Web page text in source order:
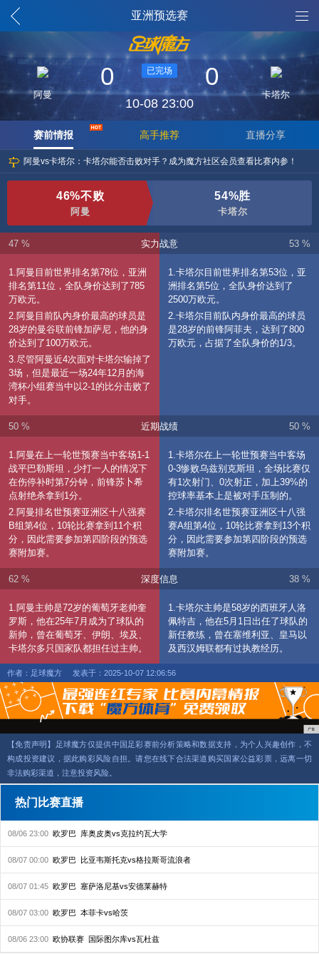
亚洲预选赛
阿曼
0 已完场 0
10-08 23:00
卡塔尔
赛前情报 高手推荐 直播分享
阿曼vs卡塔尔：卡塔尔能否击败对手？成为魔方社区会员查看比赛内参！
46%不败
阿曼
54%胜
卡塔尔
实力战意
47 %
1.阿曼目前世界排名第78位，亚洲
排名第11位，全队身价达到了785
万欧元。
2.阿曼目前队内身价最高的球员是
28岁的曼谷联前锋加萨尼，他的身
价达到了100万欧元。
3.尽管阿曼近4次面对卡塔尔输掉了
3场，但是最近一场24年12月的海
湾杯小组赛当中以2-1的比分击败了
对手。
53 %
1.卡塔尔目前世界排名第53位，亚
洲排名第5位，全队身价达到了
2500万欧元。
2.卡塔尔目前队内身价最高的球员
是28岁的前锋阿菲夫，达到了800
万欧元，占据了全队身价的1/3。
近期战绩
50 %
1.阿曼在上一轮世预赛当中客场1-1
战平巴勒斯坦，少打一人的情况下
在伤停补时第7分钟，前锋苏卜希
点射绝杀拿到1分。
2.阿曼排名世预赛亚洲区十八强赛
B组第4位，10轮比赛拿到11个积
分，因此需要参加第四阶段的预选
赛附加赛。
50 %
1.卡塔尔在上一轮世预赛当中客场
0-3惨败乌兹别克斯坦，全场比赛仅
有1次射门、0次射正，加上39%的
控球率基本上是被对手压制的。
2.卡塔尔排名世预赛亚洲区十八强
赛A组第4位，10轮比赛拿到13个积
分，因此需要参加第四阶段的预选
赛附加赛。
深度信息
62 %
1.阿曼主帅是72岁的葡萄牙老帅奎
罗斯，他在25年7月成为了球队的
新帅，曾在葡萄牙、伊朗、埃及、
卡塔尔多只国家队都担任过主帅。
38 %
1.卡塔尔主帅是58岁的西班牙人洛
佩特吉，他在5月1日出任了球队的
新任教练，曾在塞维利亚、皇马以
及西汉姆联都有过执教经历。
作者：足球魔方 发表于：2025-10-07 12:06:56
【免责声明】足球魔方仅提供中国足彩赛前分析策略和数据支持，为个人兴趣创作，不
构成投资建议，据此购彩风险自担。请您在线下合法渠道购买国家公益彩票，远离一切
非法购彩渠道，注意投资风险。
热门比赛直播
08/06 23:00 欧罗巴 库奥皮奥vs克拉约瓦大学
08/07 00:00 欧罗巴 比亚韦斯托克vs格拉斯哥流浪者
08/07 01:45 欧罗巴 塞萨洛尼基vs安德莱赫特
08/07 03:00 欧罗巴 本菲卡vs哈茨
08/06 23:00 欧协联赛 国际图尔库vs瓦杜兹